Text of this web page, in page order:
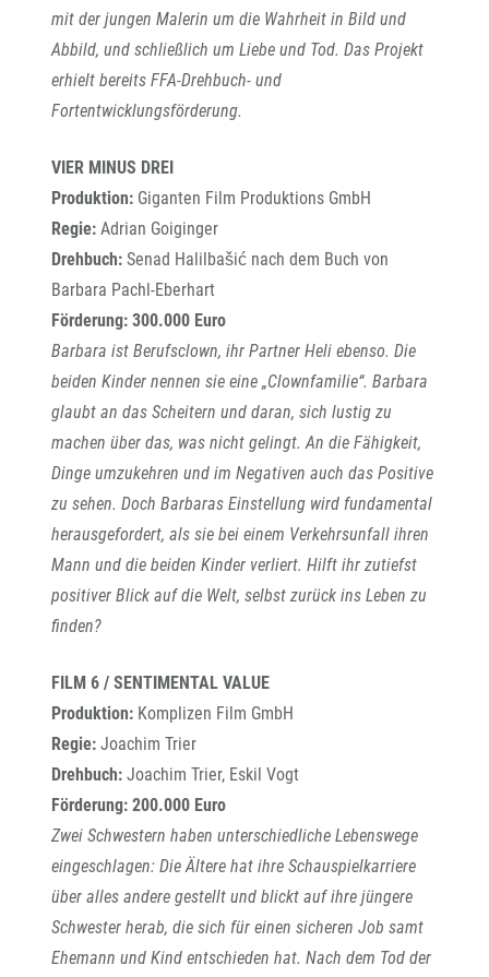
mit der jungen Malerin um die Wahrheit in Bild und
Abbild, und schließlich um Liebe und Tod. Das Projekt
erhielt bereits FFA-Drehbuch- und
Fortentwicklungsförderung.
VIER MINUS DREI
Produktion: Giganten Film Produktions GmbH
Regie: Adrian Goiginger
Drehbuch: Senad Halilbašić nach dem Buch von
Barbara Pachl-Eberhart
Förderung: 300.000 Euro
Barbara ist Berufsclown, ihr Partner Heli ebenso. Die
beiden Kinder nennen sie eine „Clownfamilie“. Barbara
glaubt an das Scheitern und daran, sich lustig zu
machen über das, was nicht gelingt. An die Fähigkeit,
Dinge umzukehren und im Negativen auch das Positive
zu sehen. Doch Barbaras Einstellung wird fundamental
herausgefordert, als sie bei einem Verkehrsunfall ihren
Mann und die beiden Kinder verliert. Hilft ihr zutiefst
positiver Blick auf die Welt, selbst zurück ins Leben zu
finden?
FILM 6 / SENTIMENTAL VALUE
Produktion: Komplizen Film GmbH
Regie: Joachim Trier
Drehbuch: Joachim Trier, Eskil Vogt
Förderung: 200.000 Euro
Zwei Schwestern haben unterschiedliche Lebenswege
eingeschlagen: Die Ältere hat ihre Schauspielkarriere
über alles andere gestellt und blickt auf ihre jüngere
Schwester herab, die sich für einen sicheren Job samt
Ehemann und Kind entschieden hat. Nach dem Tod der